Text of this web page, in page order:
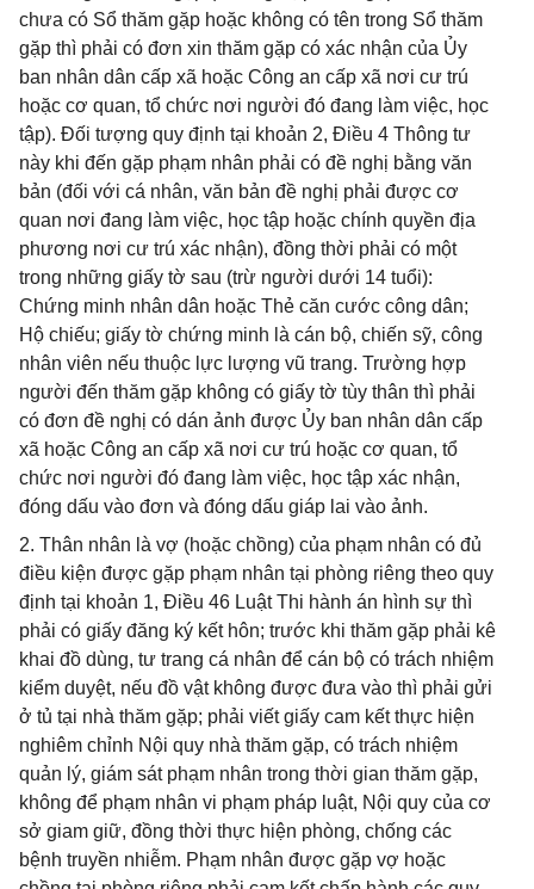
chưa có Sổ thăm gặp hoặc không có tên trong Sổ thăm
gặp thì phải có đơn xin thăm gặp có xác nhận của Ủy
ban nhân dân cấp xã hoặc Công an cấp xã nơi cư trú
hoặc cơ quan, tổ chức nơi người đó đang làm việc, học
tập). Đối tượng quy định tại khoản 2, Điều 4 Thông tư
này khi đến gặp phạm nhân phải có đề nghị bằng văn
bản (đối với cá nhân, văn bản đề nghị phải được cơ
quan nơi đang làm việc, học tập hoặc chính quyền địa
phương nơi cư trú xác nhận), đồng thời phải có một
trong những giấy tờ sau (trừ người dưới 14 tuổi):
Chứng minh nhân dân hoặc Thẻ căn cước công dân;
Hộ chiếu; giấy tờ chứng minh là cán bộ, chiến sỹ, công
nhân viên nếu thuộc lực lượng vũ trang. Trường hợp
người đến thăm gặp không có giấy tờ tùy thân thì phải
có đơn đề nghị có dán ảnh được Ủy ban nhân dân cấp
xã hoặc Công an cấp xã nơi cư trú hoặc cơ quan, tổ
chức nơi người đó đang làm việc, học tập xác nhận,
đóng dấu vào đơn và đóng dấu giáp lai vào ảnh.
2. Thân nhân là vợ (hoặc chồng) của phạm nhân có đủ
điều kiện được gặp phạm nhân tại phòng riêng theo quy
định tại khoản 1, Điều 46 Luật Thi hành án hình sự thì
phải có giấy đăng ký kết hôn; trước khi thăm gặp phải kê
khai đồ dùng, tư trang cá nhân để cán bộ có trách nhiệm
kiểm duyệt, nếu đồ vật không được đưa vào thì phải gửi
ở tủ tại nhà thăm gặp; phải viết giấy cam kết thực hiện
nghiêm chỉnh Nội quy nhà thăm gặp, có trách nhiệm
quản lý, giám sát phạm nhân trong thời gian thăm gặp,
không để phạm nhân vi phạm pháp luật, Nội quy của cơ
sở giam giữ, đồng thời thực hiện phòng, chống các
bệnh truyền nhiễm. Phạm nhân được gặp vợ hoặc